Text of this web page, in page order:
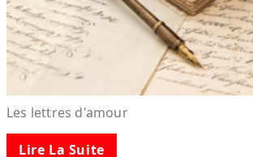
Les lettres d'amour
Lire La Suite